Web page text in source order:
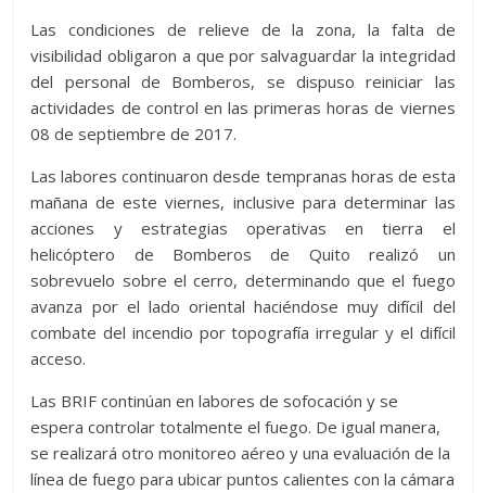
Las condiciones de relieve de la zona, la falta de
visibilidad obligaron a que por salvaguardar la integridad
del personal de Bomberos, se dispuso reiniciar las
actividades de control en las primeras horas de viernes
08 de septiembre de 2017.
Las labores continuaron desde tempranas horas de esta
mañana de este viernes, inclusive para determinar las
acciones y estrategias operativas en tierra el
helicóptero de Bomberos de Quito realizó un
sobrevuelo sobre el cerro, determinando que el fuego
avanza por el lado oriental haciéndose muy difícil del
combate del incendio por topografía irregular y el difícil
acceso.
Las BRIF continúan en labores de sofocación y se
espera controlar totalmente el fuego. De igual manera,
se realizará otro monitoreo aéreo y una evaluación de la
línea de fuego para ubicar puntos calientes con la cámara